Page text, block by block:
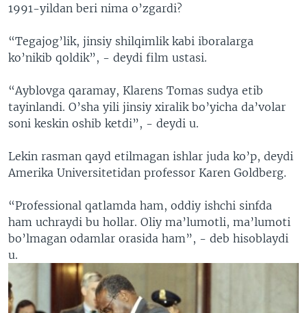
1991-yildan beri nima o’zgardi?
“Tegajog’lik, jinsiy shilqimlik kabi iboralarga
ko’nikib qoldik”, - deydi film ustasi.
“Ayblovga qaramay, Klarens Tomas sudya etib
tayinlandi. O’sha yili jinsiy xiralik bo’yicha da’volar
soni keskin oshib ketdi”, - deydi u.
Lekin rasman qayd etilmagan ishlar juda ko’p, deydi
Amerika Universitetidan professor Karen Goldberg.
“Professional qatlamda ham, oddiy ishchi sinfda
ham uchraydi bu hollar. Oliy ma’lumotli, ma’lumoti
bo’lmagan odamlar orasida ham”, - deb hisoblaydi
u.